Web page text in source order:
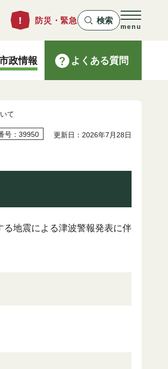
防災・緊急 検索
menu
政情報 よくある質問
て
号：39950 更新日：2026年7月28日
地震による津波警報発表に伴